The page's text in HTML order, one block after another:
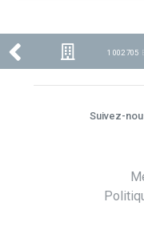
1 002 705
Suivez-